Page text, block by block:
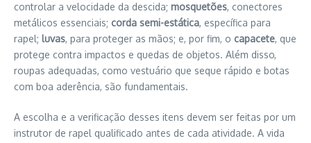
controlar a velocidade da descida; mosquetões, conectores
metálicos essenciais; corda semi-estática, específica para
rapel; luvas, para proteger as mãos; e, por fim, o capacete, que
protege contra impactos e quedas de objetos. Além disso,
roupas adequadas, como vestuário que seque rápido e botas
com boa aderência, são fundamentais.
A escolha e a verificação desses itens devem ser feitas por um
instrutor de rapel qualificado antes de cada atividade. A vida